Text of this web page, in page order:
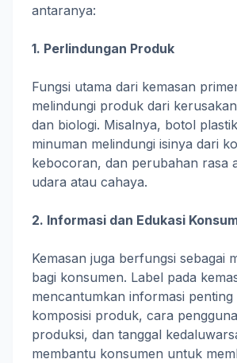
antaranya:
1. Perlindungan Produk
Fungsi utama dari kemasan
melindungi produk dari
dan biologi. Misalnya, botol
minuman melindungi isinya dari
kebocoran, dan perubahan rasa
udara atau cahaya.
2. Informasi dan Edukasi
Kemasan juga berfungsi sebagai
bagi konsumen. Label pada
mencantumkan informasi penting
komposisi produk, cara
produksi, dan tanggal
membantu konsumen untuk